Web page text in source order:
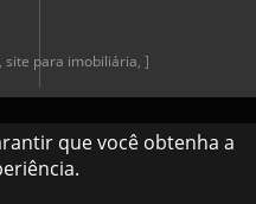
, site para imobiliária, ]
que você obtenha a